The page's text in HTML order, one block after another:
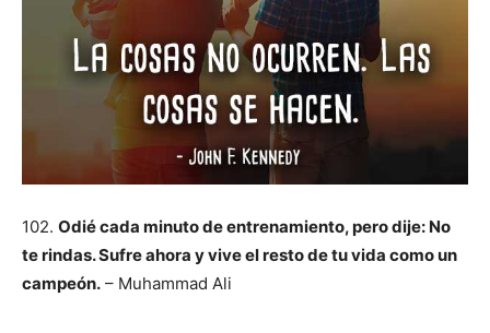
102. Odié cada minuto de entrenamiento, pero dije: No
te rindas. Sufre ahora y vive el resto de tu vida como un
campeón. – Muhammad Ali